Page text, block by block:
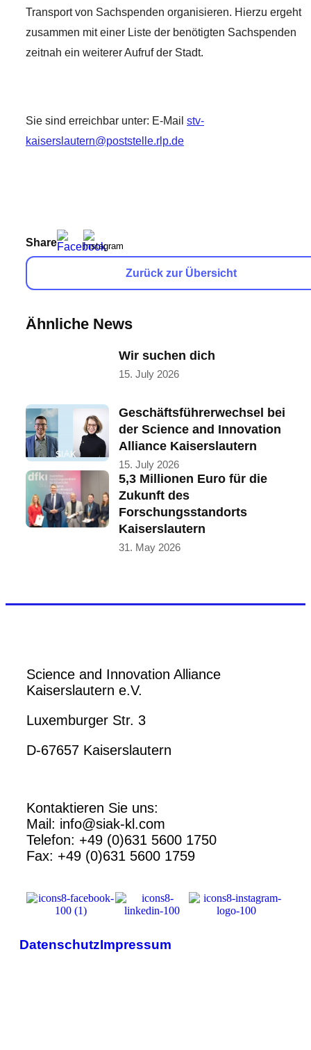
Transport von Sachspenden organisieren. Hierzu ergeht
zusammen mit einer Liste der benötigten Sachspenden
zeitnah ein weiterer Aufruf der Stadt.
Sie sind erreichbar unter: E-Mail stv-
kaiserslautern@poststelle.rlp.de
Share
Zurück zur Übersicht
Ähnliche News
Wir suchen dich
15. July 2026
Geschäftsführerwechsel bei
der Science and Innovation
Alliance Kaiserslautern
15. July 2026
5,3 Millionen Euro für die
Zukunft des
Forschungsstandorts
Kaiserslautern
31. May 2026
Science and Innovation Alliance
Kaiserslautern e.V.
Luxemburger Str. 3
D-67657 Kaiserslautern
Kontaktieren Sie uns:
Mail: info@siak-kl.com
Telefon: +49 (0)631 5600 1750
Fax: +49 (0)631 5600 1759
DatenschutzImpressum